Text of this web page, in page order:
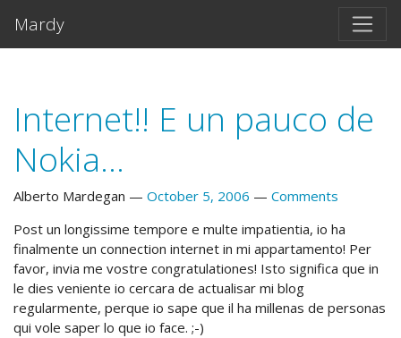
Mardy
Internet!! E un pauco de
Nokia...
Alberto Mardegan October 5, 2006
Comments
Post un longissime tempore e multe impatientia, io ha
finalmente un connection internet in mi appartamento! Per
favor, invia me vostre congratulationes! Isto significa que in
le dies veniente io cercara de actualisar mi blog
regularmente, perque io sape que il ha millenas de personas
qui vole saper lo que io face. ;-)